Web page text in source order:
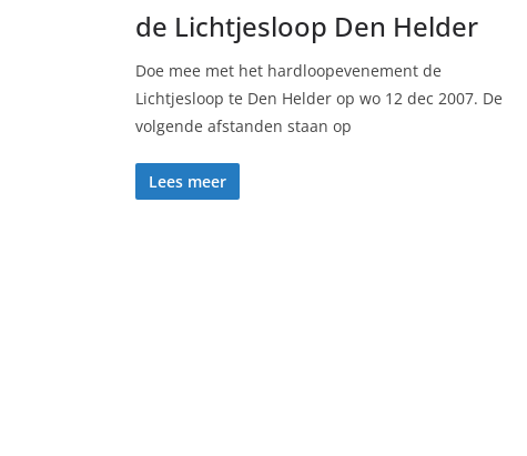
de Lichtjesloop Den Helder
Doe mee met het hardloopevenement de
Lichtjesloop te Den Helder op wo 12 dec 2007. De
volgende afstanden staan op
Lees meer